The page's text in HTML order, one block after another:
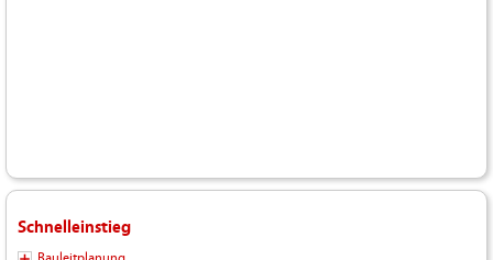
Schnelleinstieg